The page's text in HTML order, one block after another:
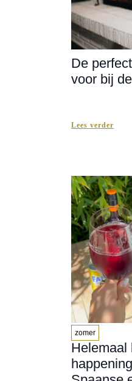
De
voor bij
Lees verder
zomer
Helemaal